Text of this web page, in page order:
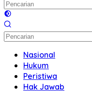
Nasional
Hukum
Peristiwa
Hak Jawab